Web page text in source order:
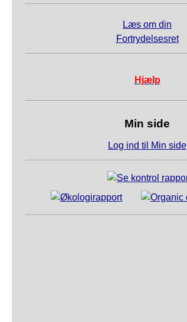
Læs om din
Fortrydelsesret
Hjælp
Min side
Log ind til Min side